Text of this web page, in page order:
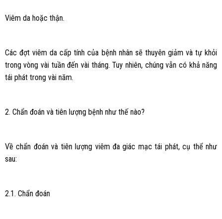
Viêm da hoặc thận.
Các đợt viêm da cấp tính của bệnh nhân sẽ thuyên giảm và tự khỏi
trong vòng vài tuần đến vài tháng. Tuy nhiên, chúng vẫn có khả năng
tái phát trong vài năm.
2. Chẩn đoán và tiên lượng bệnh như thế nào?
Về chẩn đoán và tiên lượng viêm đa giác mạc tái phát, cụ thể như
sau:
2.1. Chẩn đoán